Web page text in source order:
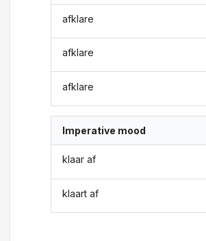
afklare
afklare
afklare
Imperative mood
klaar af
klaart af